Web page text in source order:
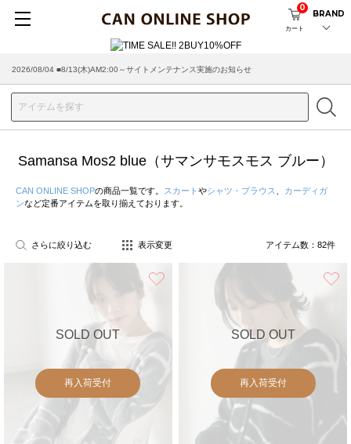
カート
0
BRAND
2026/08/04 ■8/13(木)AM2:00～サイトメンテナンス実施のお知らせ
2026/07/29 ■【お知らせ】ヤマト運輸の配送遅延・停止について
Samansa Mos2 blue（サマンサモスモス ブルー）
CAN ONLINE SHOPの商品一覧です。 スカート やシャツ・ブラウス
カーディガ
ンなど定番アイテムを取り揃えております。
さらに絞り込む 表示変更 アイテム数： 82件
SOLD OUT
再入荷受付
SOLD OUT
再入荷受付